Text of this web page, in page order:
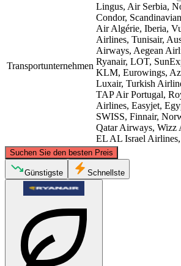
Transportunternehmen
Lingus, Air Serbia,
Condor,
Air Algérie, Iberia,
Airlines, Tunisair,
Airways, Aegean
Ryanair, LOT,
KLM, Eurowings,
Luxair, Turkish
TAP Air Portugal,
Airlines, Easyjet,
SWISS, Finnair,
Qatar Airways,
EL AL Israel
Suchen Sie den besten Preis
© CARTO, ©
Günstigste Schnellste